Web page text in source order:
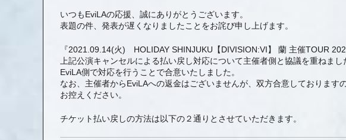
いつもEviLAの応援、誠にありがとうございます。
表題の件、発表が遅くなりましたことをお詫び申し上げます。
『2021.09.14(火) HOLIDAY SHINJUKU【DIVISION:VI】 蘭 主催TOUR
上記公演キャンセルによる払い戻し対応について主催者側と協議を重ねまし
EviLA側で対応を行うことで合意いたしました。
なお、主催者からEviLAへの返金はございませんが、双方合意しておりま
お控えください。
チケット払い戻しの方法は以下の２通りとさせていただきます。